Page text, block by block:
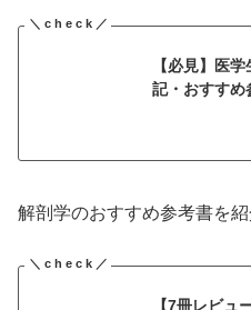
【必見】医
記・おすすめ
解剖学のおすすめ参考書を紹
【7冊レビュ